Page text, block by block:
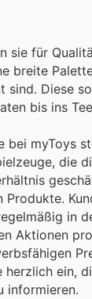
sie für
breite
sind. Diese
bis ins
myToys
die
in
Aktionen
ein,
informieren.